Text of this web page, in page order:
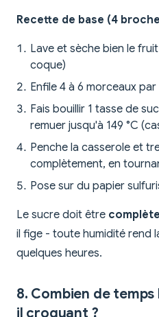
Recette de base (4
Lave et sèche bien le
coque)
Enfile 4 à 6 morceaux
Fais bouillir 1 tasse de
remuer jusqu'à 149 °C
Penche la casserole et
complètement, en
Pose sur du papier
Le sucre doit être
il fige - toute humidité rend
quelques heures.
8. Combien de
il croquant ?